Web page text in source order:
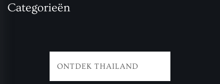
Categorieën
ONTDEK THAILAND